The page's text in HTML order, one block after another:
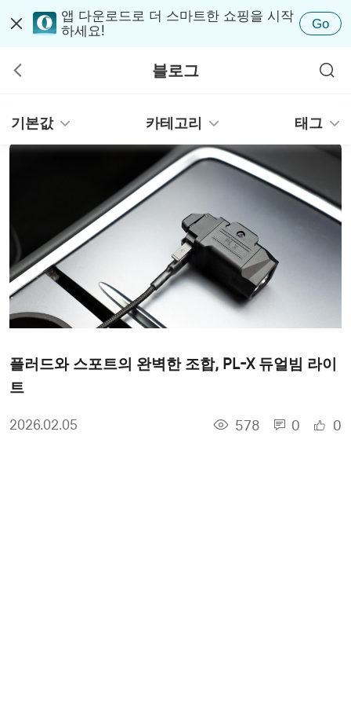
앱 다운로드로 더 스마트한 쇼핑을 시작
하세요!
Go
블로그
기본값 카테고리 태그
플러드와 스포트의 완벽한 조합, PL-X 듀얼빔 라이
트
2026.02.05 578 0 0